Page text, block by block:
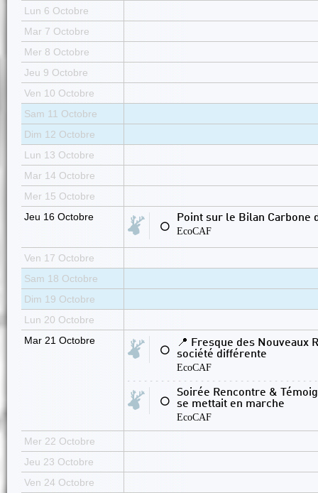
Lun 6 Octobre
Mar 7 Octobre
Mer 8 Octobre
Jeu 9 Octobre
Ven 10 Octobre
Sam 11 Octobre
Dim 12 Octobre
Lun 13 Octobre
Mar 14 Octobre
Mer 15 Octobre
Jeu 16 Octobre
⚪
Point sur le Bilan Carbone
EcoCAF
Ven 17 Octobre
Sam 18 Octobre
Dim 19 Octobre
Lun 20 Octobre
Mar 21 Octobre
⚪
📍 Fresque des Nouveaux
société différente
EcoCAF
⚪
Soirée Rencontre &
se mettait en marche
EcoCAF
Mer 22 Octobre
Jeu 23 Octobre
Ven 24 Octobre